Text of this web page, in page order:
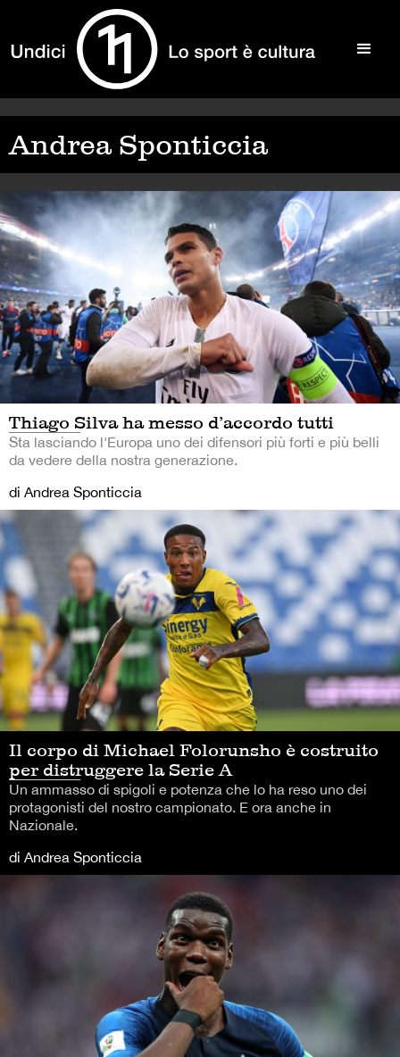
Andrea Sponticcia
Thiago Silva ha messo d’accordo tutti
Sta lasciando l'Europa uno dei difensori più forti e più belli
da vedere della nostra generazione.
di Andrea Sponticcia
Il corpo di Michael Folorunsho è costruito
per distruggere la Serie A
Un ammasso di spigoli e potenza che lo ha reso uno dei
protagonisti del nostro campionato. E ora anche in
Nazionale.
di Andrea Sponticcia